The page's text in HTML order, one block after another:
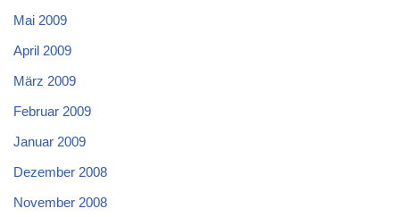
Mai 2009
April 2009
März 2009
Februar 2009
Januar 2009
Dezember 2008
November 2008